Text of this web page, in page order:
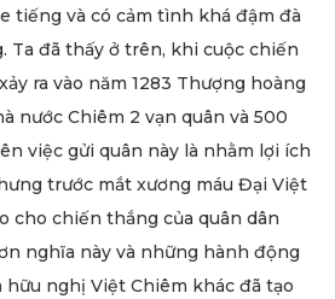
tiếng và có cảm tình khá đậm đà
Ta đã thấy ở trên, khi cuộc chiến
ra vào năm 1283 Thượng hoàng
nước Chiêm 2 vạn quân và 500
việc gửi quân này là nhằm lợi ích
trước mắt xương máu Đại Việt
cho chiến thắng của quân dân
nghĩa này và những hành động
nghị Việt Chiêm khác đã tạo